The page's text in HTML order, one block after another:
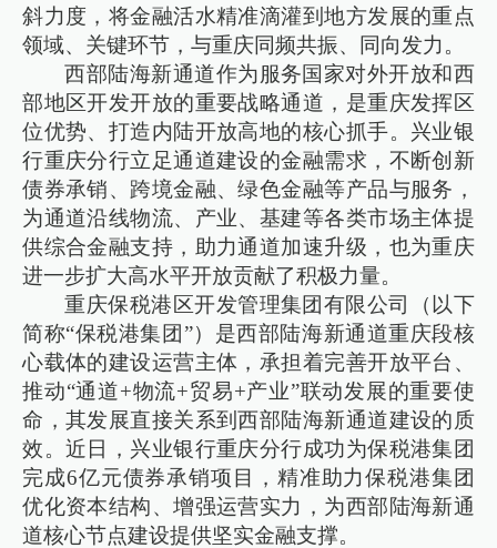
斜力度，将金融活水精准滴灌到地方发展的重点
领域、关键环节，与重庆同频共振、同向发力。
西部陆海新通道作为服务国家对外开放和西
部地区开发开放的重要战略通道，是重庆发挥区
位优势、打造内陆开放高地的核心抓手。兴业银
行重庆分行立足通道建设的金融需求，不断创新
债券承销、跨境金融、绿色金融等产品与服务，
为通道沿线物流、产业、基建等各类市场主体提
供综合金融支持，助力通道加速升级，也为重庆
进一步扩大高水平开放贡献了积极力量。
重庆保税港区开发管理集团有限公司（以下
简称“保税港集团”）是西部陆海新通道重庆段核
心载体的建设运营主体，承担着完善开放平台、
推动“通道+物流+贸易+产业”联动发展的重要使
命，其发展直接关系到西部陆海新通道建设的质
效。近日，兴业银行重庆分行成功为保税港集团
完成6亿元债券承销项目，精准助力保税港集团
优化资本结构、增强运营实力，为西部陆海新通
道核心节点建设提供坚实金融支撑。